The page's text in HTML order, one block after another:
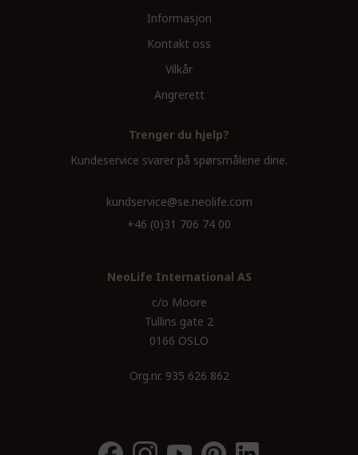
Informasjon
Kontakt oss
Vilkår
Angrerett
Trenger du hjelp?
Kundeservice svarer på spørsmålene dine.
kundservice@se.neolife.com
+46 (0)31 706 74 00
NeoLife International AS
c/o Moore
Tullins gate 2
0166 OSLO
Org.nr. 935 626 862